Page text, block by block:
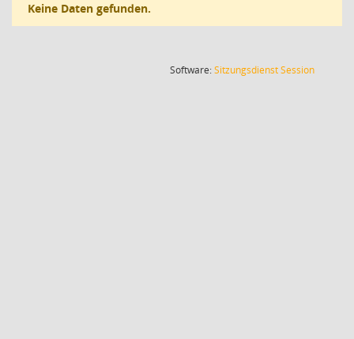
Keine Daten gefunden.
Software:SitzungsdienstSession(Wird in